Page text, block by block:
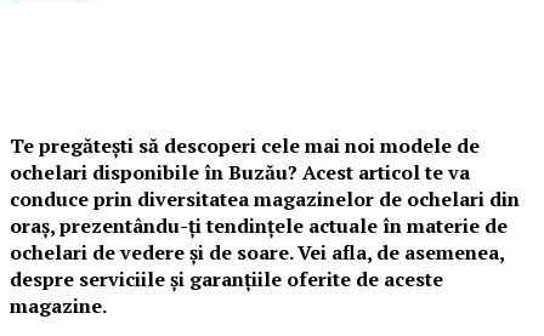
Te pregătești să descoperi cele mai noi modele de
ochelari disponibile în Buzău? Acest articol te va
conduce prin diversitatea magazinelor de ochelari din
oraș, prezentându-ți tendințele actuale în materie de
ochelari de vedere și de soare. Vei afla, de asemenea,
despre serviciile și garanțiile oferite de aceste
magazine.